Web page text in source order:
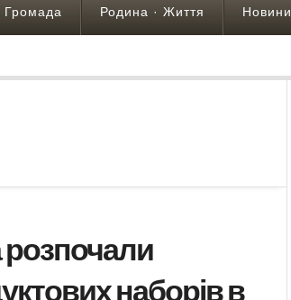
Громада Родина · Життя Новини
наборів в